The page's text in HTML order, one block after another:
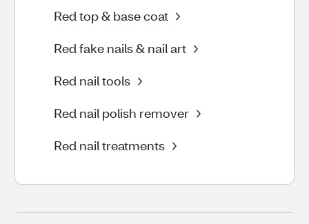
Red top & base coat
Red fake nails & nail art
Red nail tools
Red nail polish remover
Red nail treatments